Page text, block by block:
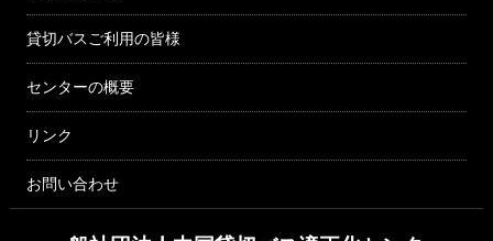
貸切バスご利用の皆様
センターの概要
リンク
お問い合わせ